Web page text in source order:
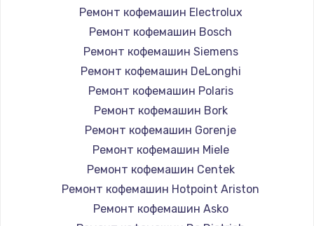
Ремонт кофемашин Electrolux
Ремонт кофемашин Bosch
Ремонт кофемашин Siemens
Ремонт кофемашин DeLonghi
Ремонт кофемашин Polaris
Ремонт кофемашин Bork
Ремонт кофемашин Gorenje
Ремонт кофемашин Miele
Ремонт кофемашин Centek
Ремонт кофемашин Hotpoint Ariston
Ремонт кофемашин Asko